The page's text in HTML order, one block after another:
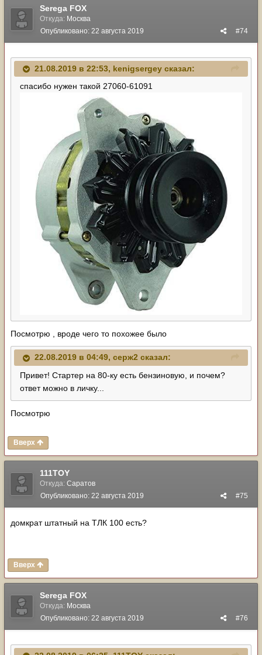
Serega FOX
Откуда: Москва
#74
Опубликовано: 22 августа 2019
21.08.2019 в 22:53, kenigsergey сказал:
спасибо нужен такой 27060-61091
Посмотрю , вроде чего то похожее было
22.08.2019 в 04:49, серж2 сказал:
Привет! Стартер на 80-ку есть бензиновую, и почем?
ответ можно в личку...
Посмотрю
Вверх
111TOY
Откуда: Саратов
#75
Опубликовано: 22 августа 2019
домкрат штатный на ТЛК 100 есть?
Вверх
Serega FOX
Откуда: Москва
#76
Опубликовано: 22 августа 2019